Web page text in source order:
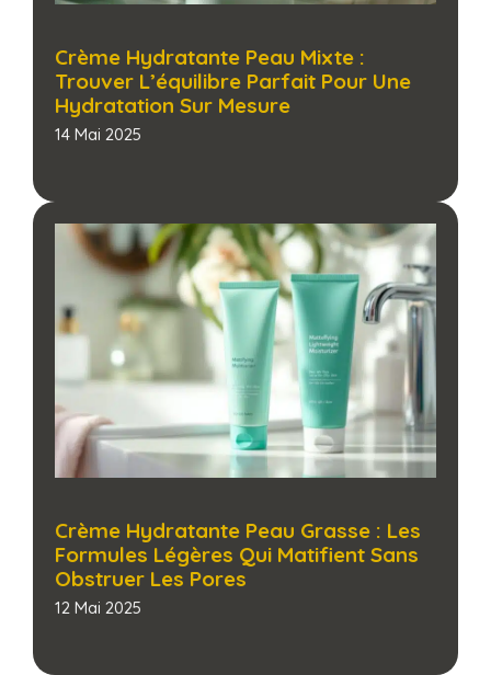
Crème Hydratante Peau Mixte :
Trouver L’équilibre Parfait Pour Une
Hydratation Sur Mesure​
14 Mai 2025
Crème Hydratante Peau Grasse : Les
Formules Légères Qui Matifient Sans
Obstruer Les Pores​
12 Mai 2025